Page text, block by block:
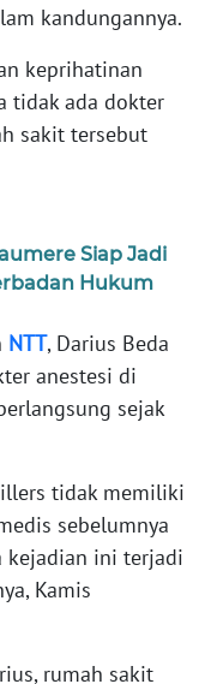
kandungannya.
keprihatinan
tidak ada dokter
sakit tersebut
Siap Jadi
Hukum
NTT, Darius Beda
anestesi di
sejak
tidak memiliki
sebelumnya
kejadian ini terjadi
Kamis
rumah sakit